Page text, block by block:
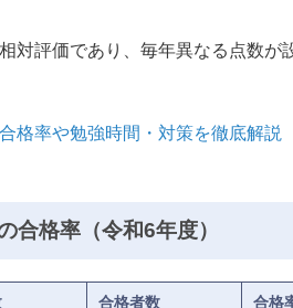
対評価であり、毎年異なる点数が
格率や勉強時間・対策を徹底解説
合格率（令和6年度）
合格者数 合格